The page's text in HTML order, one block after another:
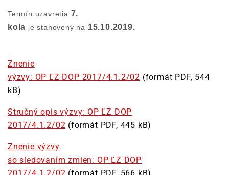
Termín uzavretia 7.
kola je stanovený na 15.10.2019.
Znenie
výzvy: OP ĽZ DOP 2017/4.1.2/02 (formát PDF, 544
kB)
Stručný opis výzvy: OP ĽZ DOP
2017/4.1.2/02 (formát PDF, 445 kB)
Znenie výzvy
so sledovaním zmien: OP ĽZ DOP